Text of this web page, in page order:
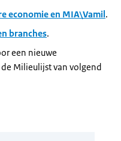
economie en MIA\Vamil.
branches.
een nieuwe
Milieulijst van volgend